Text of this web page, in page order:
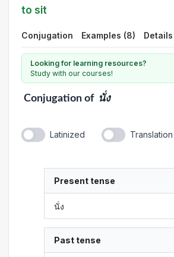
to sit
Conjugation Examples (8) Details
Looking for learning resources?
Study with our courses!
Conjugationof นั่ง
Latinized Translation
Present tense
นั่ง
Past tense